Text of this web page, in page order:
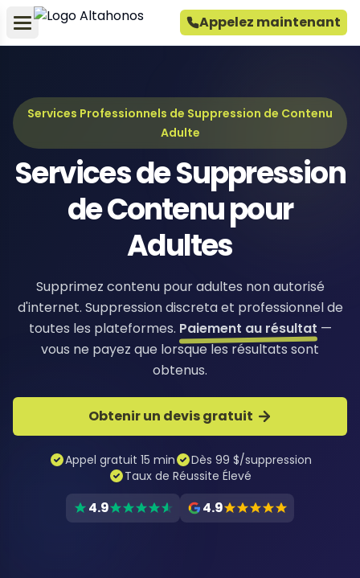
Appelez maintenant
Services Professionnels de Suppression de Contenu
Adulte
Services de Suppression
de Contenu pour
Adultes
Supprimez contenu pour adultes non autorisé
d'internet. Suppression discreta et professionnel de
toutes les plateformes. Paiement au résultat —
vous ne payez que lorsque les résultats sont
obtenus.
Obtenir un devis gratuit
Appel gratuit 15 min
Dès 99 $/suppression
Taux de Réussite Élevé
4.9 4.9